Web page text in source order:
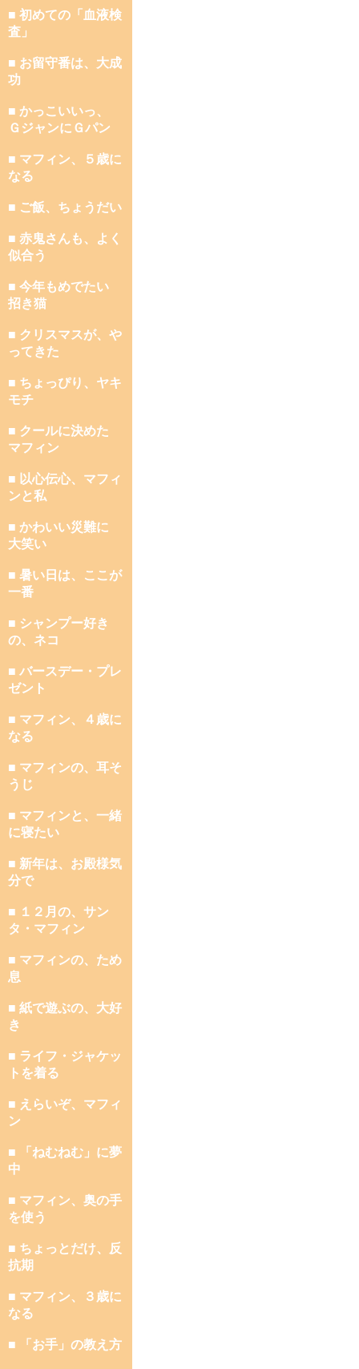
■ 初めての「血液検
査」
■ お留守番は、大成
功
■ かっこいいっ、
ＧジャンにＧパン
■ マフィン、５歳に
なる
■ ご飯、ちょうだい
■ 赤鬼さんも、よく
似合う
■ 今年もめでたい
招き猫
■ クリスマスが、や
ってきた
■ ちょっぴり、ヤキ
モチ
■ クールに決めた
マフィン
■ 以心伝心、マフィ
ンと私
■ かわいい災難に
大笑い
■ 暑い日は、ここが
一番
■ シャンプー好き
の、ネコ
■ バースデー・プレ
ゼント
■ マフィン、４歳に
なる
■ マフィンの、耳そ
うじ
■ マフィンと、一緒
に寝たい
■ 新年は、お殿様気
分で
■ １２月の、サン
タ・マフィン
■ マフィンの、ため
息
■ 紙で遊ぶの、大好
き
■ ライフ・ジャケッ
トを着る
■ えらいぞ、マフィ
ン
■ 「ねむねむ」に夢
中
■ マフィン、奥の手
を使う
■ ちょっとだけ、反
抗期
■ マフィン、３歳に
なる
■ 「お手」の教え方